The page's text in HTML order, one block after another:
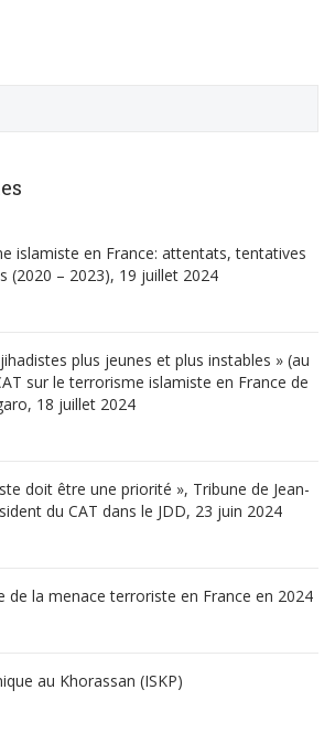
islamiste en France: attentats, tentatives
(2020 – 2023), 19 juillet 2024
plus jeunes et plus instables » (au
sur le terrorisme islamiste en France de
18 juillet 2024
doit être une priorité », Tribune de Jean-
du CAT dans le JDD, 23 juin 2024
de la menace terroriste en France en 2024
au Khorassan (ISKP)